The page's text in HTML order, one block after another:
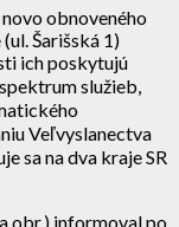
obnoveného
Šarišská 1)
ich poskytujú
služieb,
Veľvyslanectva
sa na dva kraje SR
obr.) informoval po